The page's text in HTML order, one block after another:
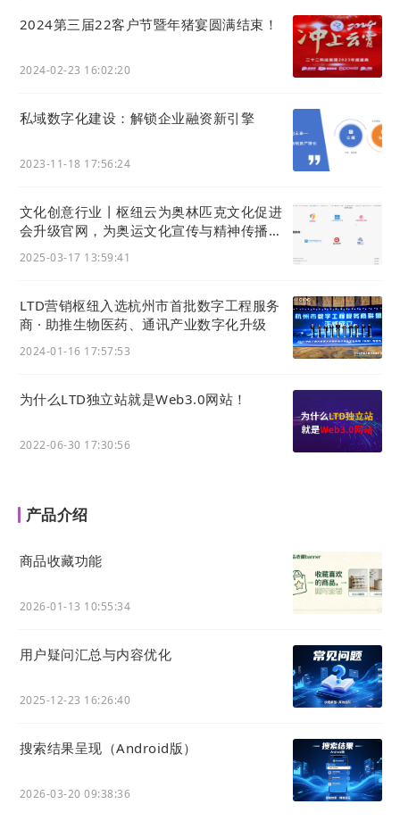
2023年8月，LTD注册用户达8万
2023年12月，LTD荣获CNNIC“中小企业数字化行动优
2024年，1月，LTD启用寓意“冲上云霄”新版Logo，“
2024年，1月，LTD被遴选为“杭州市中小企业数字化转
产品体系
营销枢纽系列产品（官微中心和官微中心App），作为
软件与系统支持，在企业数字化转型的当下，发挥助推
过程，从传统从线索到回款进行“数智化”升级，打造企
业数字化的市场部，如：线上市场活动、获客、管理线
Relationship Management，客户关系管理）等一系
系统，用系统去代替人的部分工作，而把人放在数字化
业务流中负责关键部分的决策，数字化SOP（Standard
Operating Procedur，标准作业程序），构建从产
品、市场、线索、销售、研发、交付的业务闭环，完成
营
2024第三届22客户节暨年猪宴圆满结束！
2024-02-23 16:02:20
私域数字化建设：解锁企业融资新引擎
2023-11-18 17:56:24
文化创意行业丨枢纽云为奥林匹克文化促进
会升级官网，为奥运文化宣传与精神传播加
2025-03-17 13:59:41
LTD营销枢纽入选杭州市首批数字工程服务
商 · 助推生物医药、通讯产业数字化升级
2024-01-16 17:57:53
为什么LTD独立站就是Web3.0网站！
2022-06-30 17:30:56
产品介绍
商品收藏功能
2026-01-13 10:55:34
用户疑问汇总与内容优化
2025-12-23 16:26:40
搜索结果呈现（Android版）
2026-03-20 09:38:36